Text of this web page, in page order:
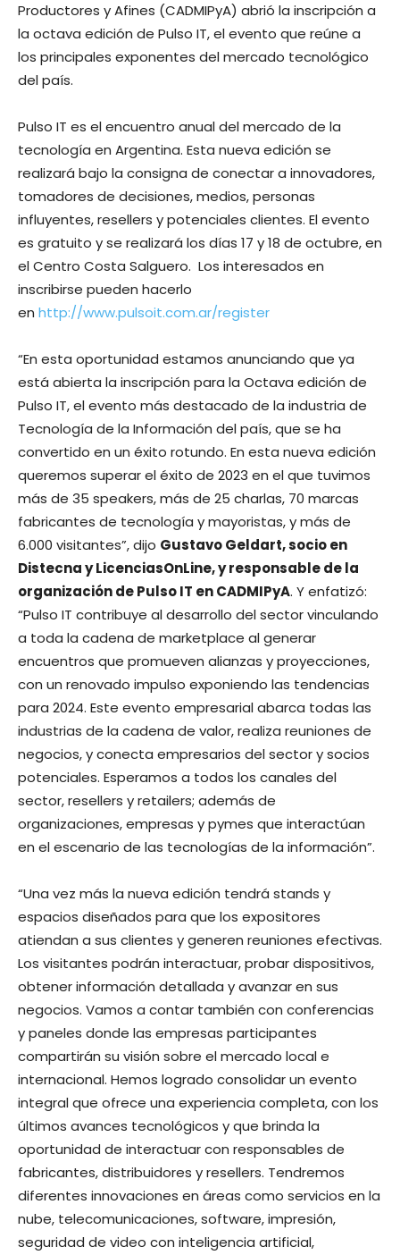
Productores y Afines (CADMIPyA) abrió la inscripción a
la octava edición de Pulso IT, el evento que reúne a
los principales exponentes del mercado tecnológico
del país.
Pulso IT es el encuentro anual del mercado de la
tecnología en Argentina. Esta nueva edición se
realizará bajo la consigna de conectar a innovadores,
tomadores de decisiones, medios, personas
influyentes, resellers y potenciales clientes. El evento
es gratuito y se realizará los días 17 y 18 de octubre, en
el Centro Costa Salguero. Los interesados en
inscribirse pueden hacerlo
en http://www.pulsoit.com.ar/register
“En esta oportunidad estamos anunciando que ya
está abierta la inscripción para la Octava edición de
Pulso IT, el evento más destacado de la industria de
Tecnología de la Información del país, que se ha
convertido en un éxito rotundo. En esta nueva edición
queremos superar el éxito de 2023 en el que tuvimos
más de 35 speakers, más de 25 charlas, 70 marcas
fabricantes de tecnología y mayoristas, y más de
6.000 visitantes”, dijo Gustavo Geldart, socio en
Distecna y LicenciasOnLine, y responsable de la
organización de Pulso IT en CADMIPyA. Y enfatizó:
“Pulso IT contribuye al desarrollo del sector vinculando
a toda la cadena de marketplace al generar
encuentros que promueven alianzas y proyecciones,
con un renovado impulso exponiendo las tendencias
para 2024. Este evento empresarial abarca todas las
industrias de la cadena de valor, realiza reuniones de
negocios, y conecta empresarios del sector y socios
potenciales. Esperamos a todos los canales del
sector, resellers y retailers; además de
organizaciones, empresas y pymes que interactúan
en el escenario de las tecnologías de la información”.
“Una vez más la nueva edición tendrá stands y
espacios diseñados para que los expositores
atiendan a sus clientes y generen reuniones efectivas.
Los visitantes podrán interactuar, probar dispositivos,
obtener información detallada y avanzar en sus
negocios. Vamos a contar también con conferencias
y paneles donde las empresas participantes
compartirán su visión sobre el mercado local e
internacional. Hemos logrado consolidar un evento
integral que ofrece una experiencia completa, con los
últimos avances tecnológicos y que brinda la
oportunidad de interactuar con responsables de
fabricantes, distribuidores y resellers. Tendremos
diferentes innovaciones en áreas como servicios en la
nube, telecomunicaciones, software, impresión,
seguridad de video con inteligencia artificial,